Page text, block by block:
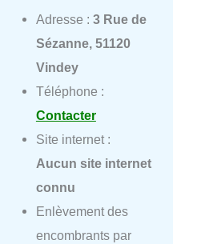
Adresse : 3 Rue de
Sézanne, 51120
Vindey
Téléphone :
Contacter
Site internet :
Aucun site internet
connu
Enlèvement des
encombrants par